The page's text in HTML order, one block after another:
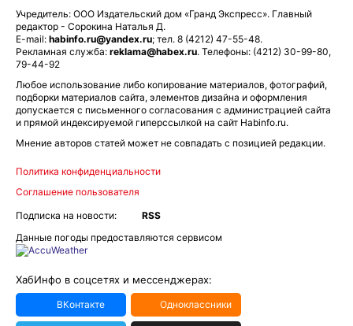
Учредитель: ООО Издательский дом «Гранд Экспресс». Главный
редактор - Сорокина Наталья Д.
E-mail: habinfo.ru@yandex.ru; тел. 8 (4212) 47-55-48.
Рекламная служба: reklama@habex.ru. Телефоны: (4212) 30-99-80,
79-44-92
Любое использование либо копирование материалов, фотографий,
подборки материалов сайта, элементов дизайна и оформления
допускается с письменного согласования с администрацией сайта
и прямой индексируемой гиперссылкой на сайт Habinfo.ru.
Мнение авторов статей может не совпадать с позицией редакции.
Политика конфиденциальности
Соглашение пользователя
Подписка на новости:
RSS
Данные погоды предоставляются сервисом
ХабИнфо в соцсетях и мессенджерах:
ВКонтакте Одноклассники